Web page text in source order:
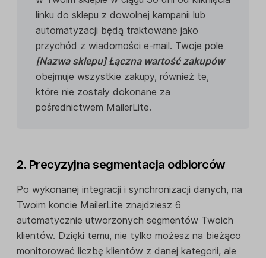
linku do sklepu z dowolnej kampanii lub
automatyzacji będą traktowane jako
przychód z wiadomości e-mail. Twoje pole
[Nazwa sklepu] Łączna wartość zakupów
obejmuje wszystkie zakupy, również te,
które nie zostały dokonane za
pośrednictwem MailerLite.
2. Precyzyjna segmentacja odbiorców
Po wykonanej integracji i synchronizacji danych, na
Twoim koncie MailerLite znajdziesz 6
automatycznie utworzonych segmentów Twoich
klientów. Dzięki temu, nie tylko możesz na bieżąco
monitorować liczbę klientów z danej kategorii, ale